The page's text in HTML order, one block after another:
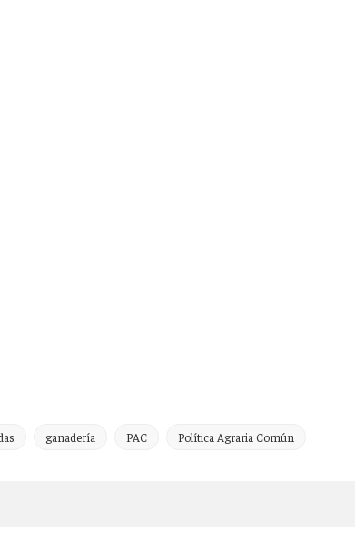
ganadería PAC Política Agraria Común